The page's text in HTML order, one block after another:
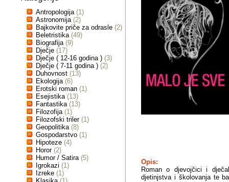
Antropologija (1)
Astronomija (2)
Bajkovite priče za odrasle (2)
Beletristika (49)
Biografija (9)
Dječje (17)
Dječje ( 12-16 godina ) (3)
Dječje ( 7-11 godina ) (2)
Duhovnost (13)
Ekologija (6)
Erotski roman (1)
Esejistika (13)
Fantastika (13)
Filozofija (1)
Filozofski triler (1)
Geopolitika (8)
Gospodarstvo (1)
Hipoteze (4)
Horor (2)
Humor / Satira (5)
Igrokazi (1)
Izreke (1)
Opis:
Roman o djevojčici i
djetinjstva i školovanja te